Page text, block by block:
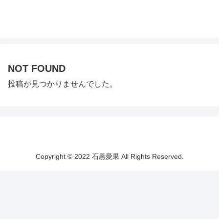
NOT FOUND
投稿が見つかりませんでした。
Copyright © 2022 石黒愛果 All Rights Reserved.